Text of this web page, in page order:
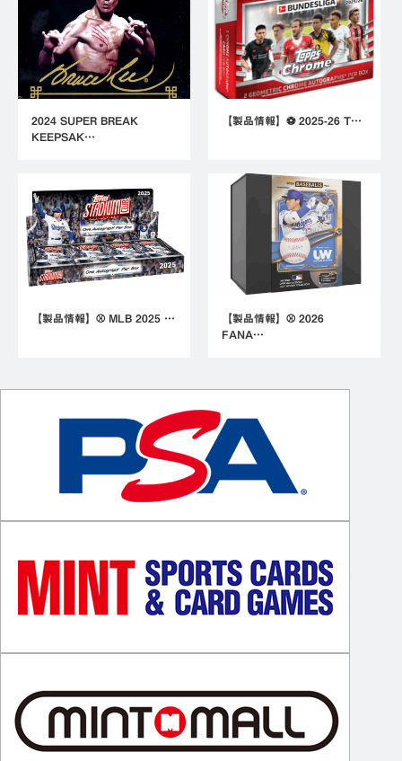
2024 SUPER BREAK
KEEPSAK…
【製品情報】⚽ 2025-26 T…
【製品情報】⚾ MLB 2025 …
【製品情報】⚾ 2026
FANA…